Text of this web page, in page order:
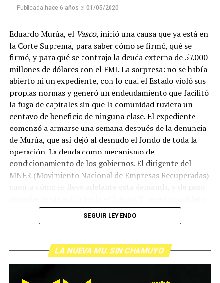
emitir todos los programas de Decí MU
Publicada hace 6 años el 01/05/2020
Eduardo Murúa, el Vasco, inició una causa que ya está en
la Corte Suprema, para saber cómo se firmó, qué se
firmó, y para qué se contrajo la deuda externa de 57.000
millones de dólares con el FMI. La sorpresa: no se había
abierto ni un expediente, con lo cual el Estado violó sus
propias normas y generó un endeudamiento que facilitó
la fuga de capitales sin que la comunidad tuviera un
centavo de beneficio de ninguna clase. El expediente
comenzó a armarse una semana después de la denuncia
de Murúa, que así dejó al desnudo el fondo de toda la
operación. La deuda como mecanismo de
condicionamiento de los gobiernos. El dirigente del
MNER (Movimiento Nacional de Empresas Recuperadas)
de cabecera Hugo López va a dar una definición
inolvidable sobre los normales y los anormales. Como
siempre, Pablo Marchetti que llega con música y con El
grito pelado.(Escuchá el programa completo)
Descargar los archivos de audio:Bloque 1/Bloque 2
SEGUIR LEYENDO
LA NUEVA MU. SIN CHAMUYO